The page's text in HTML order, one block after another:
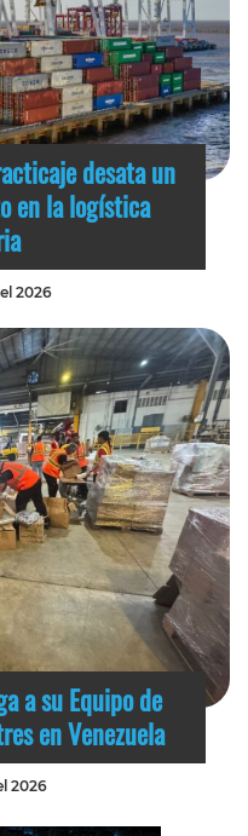
desata un
en la logística
2026
a su Equipo de
en Venezuela
2026